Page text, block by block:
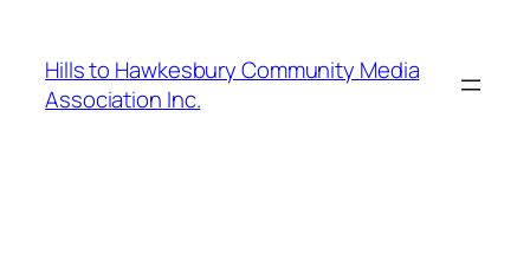
Hills to Hawkesbury Community Media
Association Inc.